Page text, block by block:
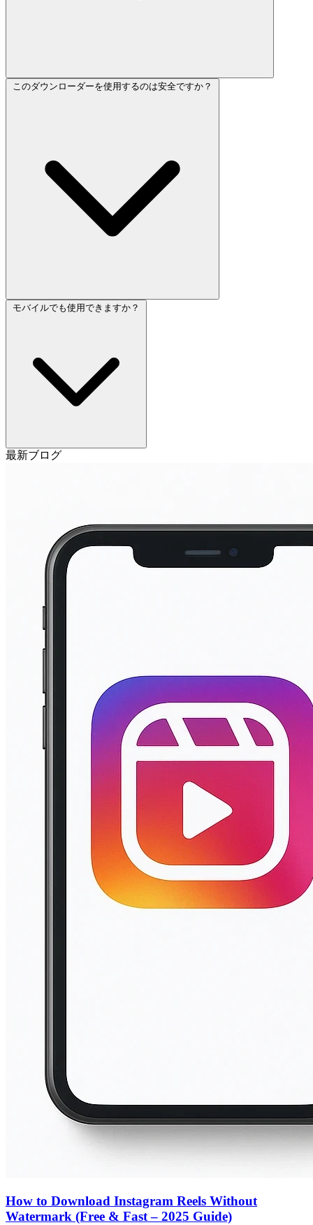
このダウンローダーを使用するのは安全ですか？
モバイルでも使用できますか？
最新ブログ
How to Download Instagram Reels Without
Watermark (Free & Fast – 2025 Guide)